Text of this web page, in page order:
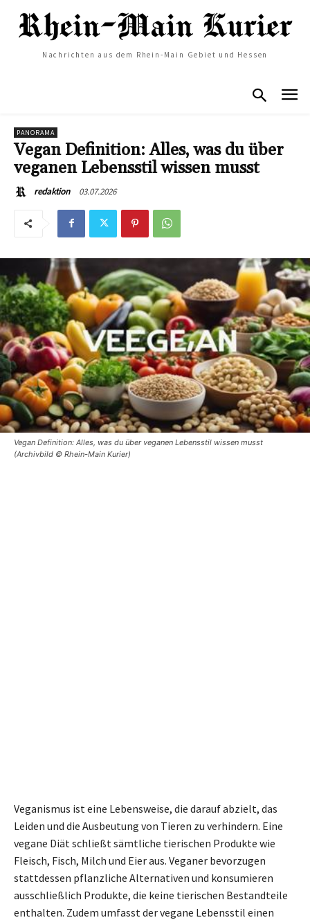
Nachrichten aus dem Rhein-Main Gebiet und Hessen
PANORAMA
Vegan Definition: Alles, was du über
veganen Lebensstil wissen musst
redaktion 03.07.2026
Vegan Definition: Alles, was du über veganen Lebensstil wissen musst
(Archivbild © Rhein-Main Kurier)
Veganismus ist eine Lebensweise, die darauf abzielt, das
Leiden und die Ausbeutung von Tieren zu verhindern. Eine
vegane Diät schließt sämtliche tierischen Produkte wie
Fleisch, Fisch, Milch und Eier aus. Veganer bevorzugen
stattdessen pflanzliche Alternativen und konsumieren
ausschließlich Produkte, die keine tierischen Bestandteile
enthalten. Zudem umfasst der vegane Lebensstil einen